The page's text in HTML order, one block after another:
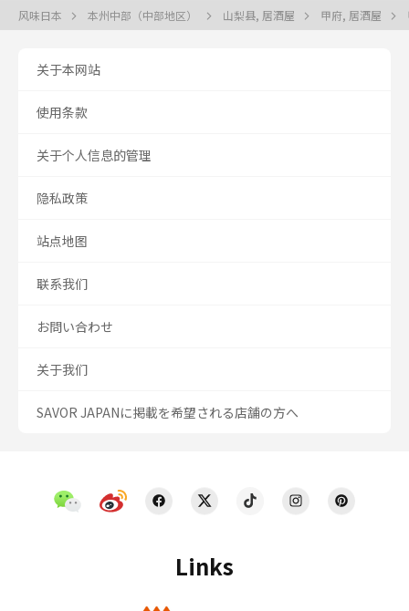
风味日本 本州中部（中部地区） 山梨县, 居酒屋 甲府, 居酒屋
Links
关于本网站
使用条款
关于个人信息的管理
隐私政策
站点地图
联系我们
お問い合わせ
关于我们
SAVOR JAPANに掲載を希望される店舗の方へ